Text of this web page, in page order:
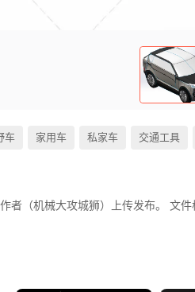
车 家用车 私家车 交通工具
者（机械大攻城狮）上传发布。 文